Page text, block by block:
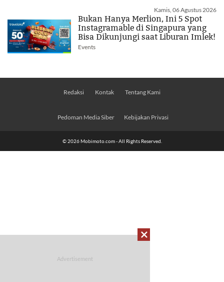
Kamis, 06 Agustus 2026
Bukan Hanya Merlion, Ini 5 Spot
Instagramable di Singapura yang
Bisa Dikunjungi saat Liburan Imlek!
Events
Redaksi Kontak Tentang Kami
Pedoman Media Siber Kebijakan Privasi
© 2026 Mobimoto.com - All Rights Reserved.
